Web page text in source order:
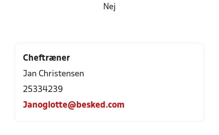
Nej
Cheftræner
Jan Christensen
25334239
Janoglotte@besked.com